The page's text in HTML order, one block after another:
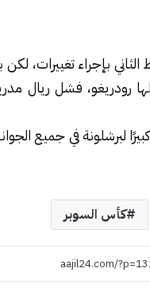
بإجراء
رودريغو، فشل ريال
لبرشلونة في جميع
كأس السوبر